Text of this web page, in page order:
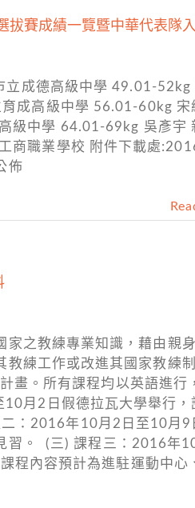
拔賽成績一覽暨中華代表隊
立成德高級中學 49.01-52kg
成高級中學 56.01-60kg 宋
級中學 64.01-69kg 吳彥宇
商職業學校 附件下載處
佈
之教練專業知識，藉由親
練工作或改進其國家教練
畫。所有課程均以英語進行
月2日假德拉瓦大學舉行，
：2016年10月2日至10月9
習。 (三) 課程三：2016年
程內容預計為進駐運動中心